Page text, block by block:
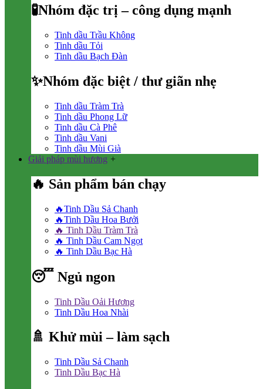
🧪Nhóm đặc trị – công dụng mạnh
Tinh dầu Trầu Không
Tinh dầu Tỏi
Tinh dầu Bạch Đàn
✨Nhóm đặc biệt / thư giãn nhẹ
Tinh dầu Tràm Trà
Tinh dầu Phong Lữ
Tinh dầu Cà Phê
Tinh dầu Vani
Tinh dầu Mùi Già
Giải pháp mùi hương +
🔥 Sản phẩm bán chạy
🔥Tinh Dầu Sả Chanh
🔥Tinh Dầu Hoa Bưởi
🔥 Tinh Dầu Tràm Trà
🔥 Tinh Dầu Cam Ngọt
🔥 Tinh Dầu Bạc Hà
😴 Ngủ ngon
Tinh Dầu Oải Hương
Tinh Dầu Hoa Nhài
🚿 Khử mùi – làm sạch
Tinh Dầu Sả Chanh
Tinh Dầu Bạc Hà